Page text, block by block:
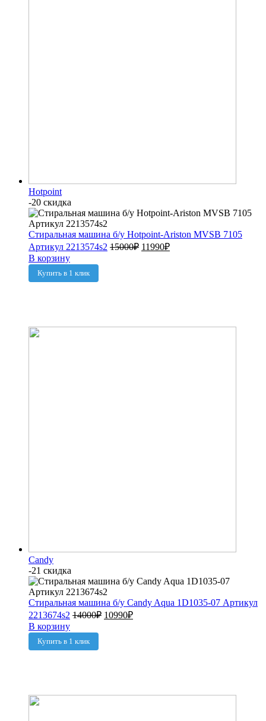
Hotpoint
-20 скидка
Стиральная машина б/у Hotpoint-Ariston MVSB 7105
Артикул 2213574s2 15000₽ 11990₽
В корзину
Купить в 1 клик
Candy
-21 скидка
Стиральная машина б/у Candy Aqua 1D1035-07 Артикул
2213674s2 14000₽ 10990₽
В корзину
Купить в 1 клик